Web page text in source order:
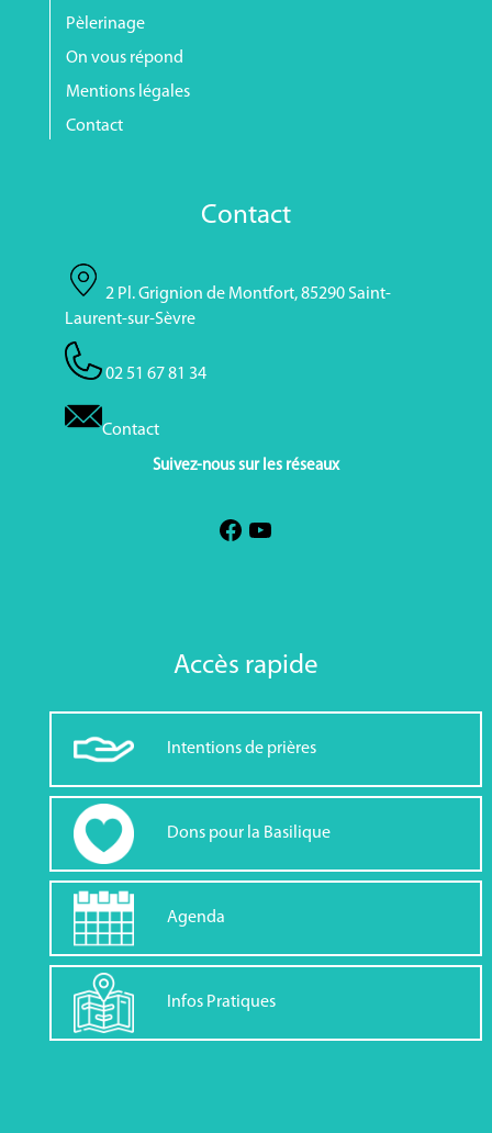
Pèlerinage
On vous répond
Mentions légales
Contact
Contact
2 Pl. Grignion de Montfort, 85290 Saint-
Laurent-sur-Sèvre
02 51 67 81 34
Contact
Suivez-nous sur les réseaux
Accès rapide
Intentions de prières
Dons pour la Basilique
Agenda
Infos Pratiques